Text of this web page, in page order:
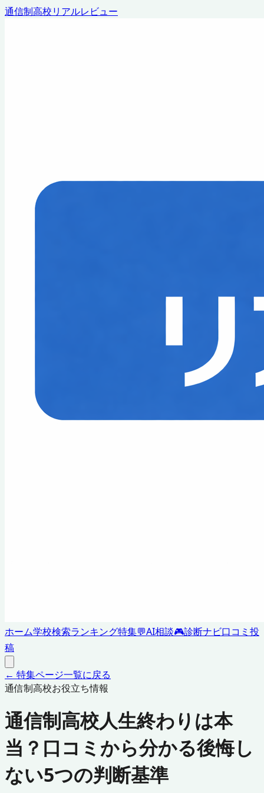
通信制高校リアルレビュー
ホーム学校検索ランキング特集💬AI相談🎮診断ナビ口コミ投
稿
← 特集ページ一覧に戻る
通信制高校お役立ち情報
通信制高校人生終わりは本
当？口コミから分かる後悔し
ない5つの判断基準